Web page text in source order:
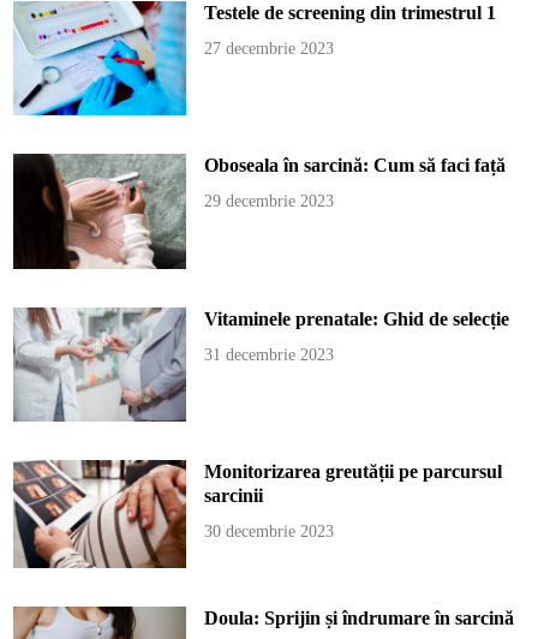
Testele de screening din trimestrul 1
27 decembrie 2023
Oboseala în sarcină: Cum să faci față
29 decembrie 2023
Vitaminele prenatale: Ghid de selecție
31 decembrie 2023
Monitorizarea greutății pe parcursul
sarcinii
30 decembrie 2023
Doula: Sprijin și îndrumare în sarcină